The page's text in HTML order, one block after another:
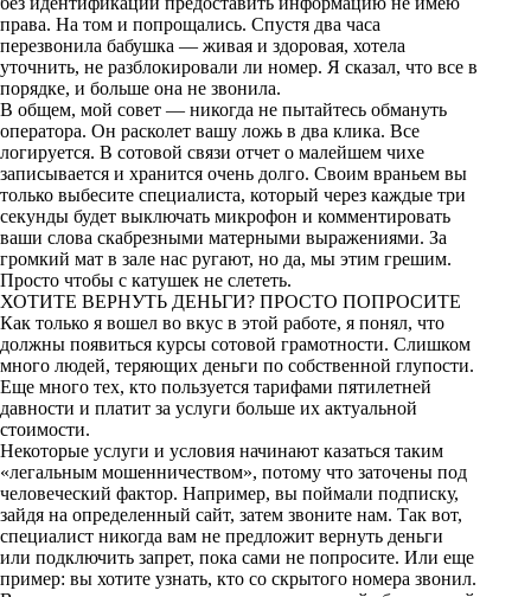
права. На том и попрощались. Спустя два часа
перезвонила бабушка — живая и здоровая, хотела
уточнить, не разблокировали ли номер. Я сказал, что все в
порядке, и больше она не звонила.
В общем, мой совет — никогда не пытайтесь обмануть
оператора. Он расколет вашу ложь в два клика. Все
логируется. В сотовой связи отчет о малейшем чихе
записывается и хранится очень долго. Своим враньем вы
только выбесите специалиста, который через каждые три
секунды будет выключать микрофон и комментировать
ваши слова скабрезными матерными выражениями. За
громкий мат в зале нас ругают, но да, мы этим грешим.
Просто чтобы с катушек не слететь.
ХОТИТЕ ВЕРНУТЬ ДЕНЬГИ? ПРОСТО ПОПРОСИТЕ
Как только я вошел во вкус в этой работе, я понял, что
должны появиться курсы сотовой грамотности. Слишком
много людей, теряющих деньги по собственной глупости.
Еще много тех, кто пользуется тарифами пятилетней
давности и платит за услуги больше их актуальной
стоимости.
Некоторые услуги и условия начинают казаться таким
«легальным мошенничеством», потому что заточены под
человеческий фактор. Например, вы поймали подписку,
зайдя на определенный сайт, затем звоните нам. Так вот,
специалист никогда вам не предложит вернуть деньги
или подключить запрет, пока сами не попросите. Или еще
пример: вы хотите узнать, кто со скрытого номера звонил.